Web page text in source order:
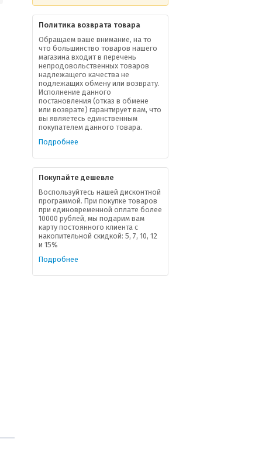
Политика возврата товара
Обращаем ваше внимание, на то
что большинство товаров нашего
магазина входит в перечень
непродовольственных товаров
надлежащего качества не
подлежащих обмену или возврату.
Исполнение данного
постановления (отказ в обмене
или возврате) гарантирует вам, что
вы являетесь единственным
покупателем данного товара.
Подробнее
Покупайте дешевле
Воспользуйтесь нашей дисконтной
программой. При покупке товаров
при единовременной оплате более
10000 рублей, мы подарим вам
карту постоянного клиента с
накопительной скидкой: 5, 7, 10, 12
и 15%
Подробнее